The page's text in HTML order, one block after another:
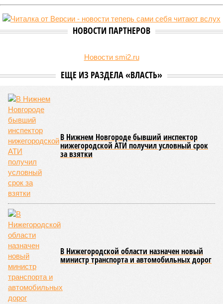
НОВОСТИ ПАРТНЕРОВ
Новости smi2.ru
ЕЩЕ ИЗ РАЗДЕЛА «ВЛАСТЬ»
В Нижнем Новгороде бывший инспектор
нижегородской АТИ получил условный срок
за взятки
В Нижегородской области назначен новый
министр транспорта и автомобильных дорог